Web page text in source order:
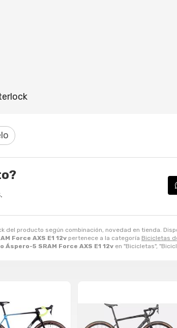
del producto según combinación, novedad en tienda.
Force AXS E1 12v pertenece a la categoría Bicicletas
5 SRAM Force AXS E1 12v en "Bicicletas",